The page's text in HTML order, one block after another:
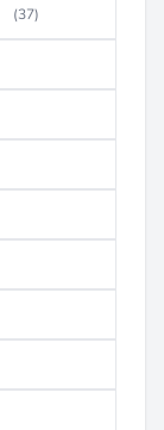
(37)